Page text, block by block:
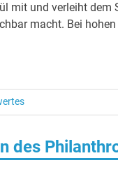
mit und verleiht dem
macht. Bei
des